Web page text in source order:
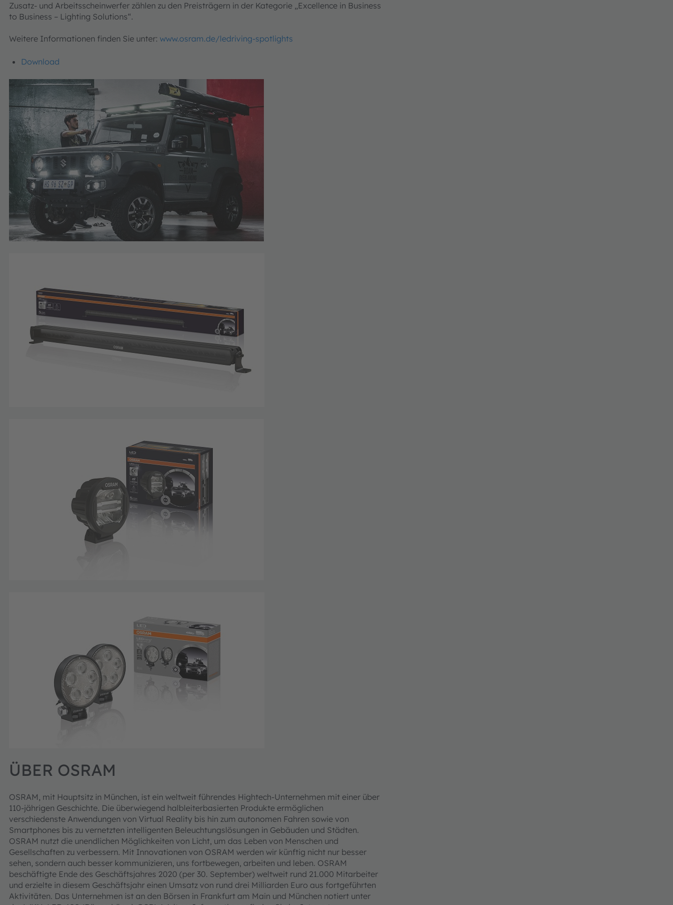
Zusatz- und Arbeitsscheinwerfer zählen zu den Preisträgern in der Kategorie „Excellence in Business
to Business – Lighting Solutions“.
Weitere Informationen finden Sie unter: www.osram.de/ledriving-spotlights
Download
ÜBER OSRAM
OSRAM, mit Hauptsitz in München, ist ein weltweit führendes Hightech-Unternehmen mit einer über
110-jährigen Geschichte. Die überwiegend halbleiterbasierten Produkte ermöglichen
verschiedenste Anwendungen von Virtual Reality bis hin zum autonomen Fahren sowie von
Smartphones bis zu vernetzten intelligenten Beleuchtungslösungen in Gebäuden und Städten.
OSRAM nutzt die unendlichen Möglichkeiten von Licht, um das Leben von Menschen und
Gesellschaften zu verbessern. Mit Innovationen von OSRAM werden wir künftig nicht nur besser
sehen, sondern auch besser kommunizieren, uns fortbewegen, arbeiten und leben. OSRAM
beschäftigte Ende des Geschäftsjahres 2020 (per 30. September) weltweit rund 21.000 Mitarbeiter
und erzielte in diesem Geschäftsjahr einen Umsatz von rund drei Milliarden Euro aus fortgeführten
Aktivitäten. Das Unternehmen ist an den Börsen in Frankfurt am Main und München notiert unter